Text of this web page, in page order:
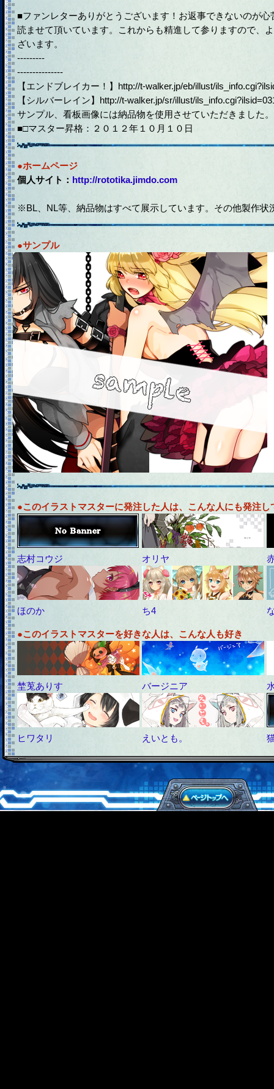
■ファンレターありがとうございます！お返事できないのが
読ませて頂いています。これからも精進して参りますので、
ざいます。
---------
---------------
【エンドブレイカー！】http://t-walker.jp/eb/illust/
【シルバーレイン】http://t-walker.jp/sr/illust/
サンプル、看板画像には納品物を使用させていただきました。
■□マスター昇格：２０１２年１０月１０日
●ホームページ
個人サイト：http://rototika.jimdo.com
※BL、NL等、納品物はすべて展示しています。その他製作状
●サンプル
●このイラストマスターに発注した人は、こんな人にも発注し
志村コウジ オリヤ
ほのか ち4
●このイラストマスターを好きな人は、こんな人も好き
埜莵ありす バージニア
ヒワタリ えいとも。